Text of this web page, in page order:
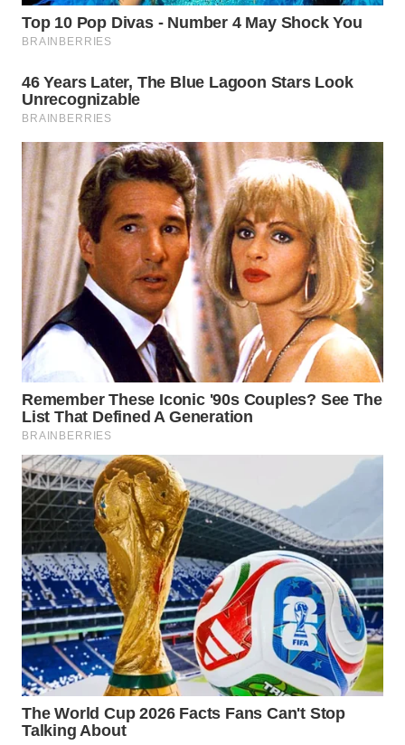
WN
CIANJUR
WN
KEPULAUAN
SERIBU
WN
TANGERANG
WN
BINJAI
WN
CIREBON
INDRAMAYU
WN
KUNINGAN
WN
MAJALENGKA
WN
SUBANG
WN
SUKABUMI
WN
PURWAKARTA